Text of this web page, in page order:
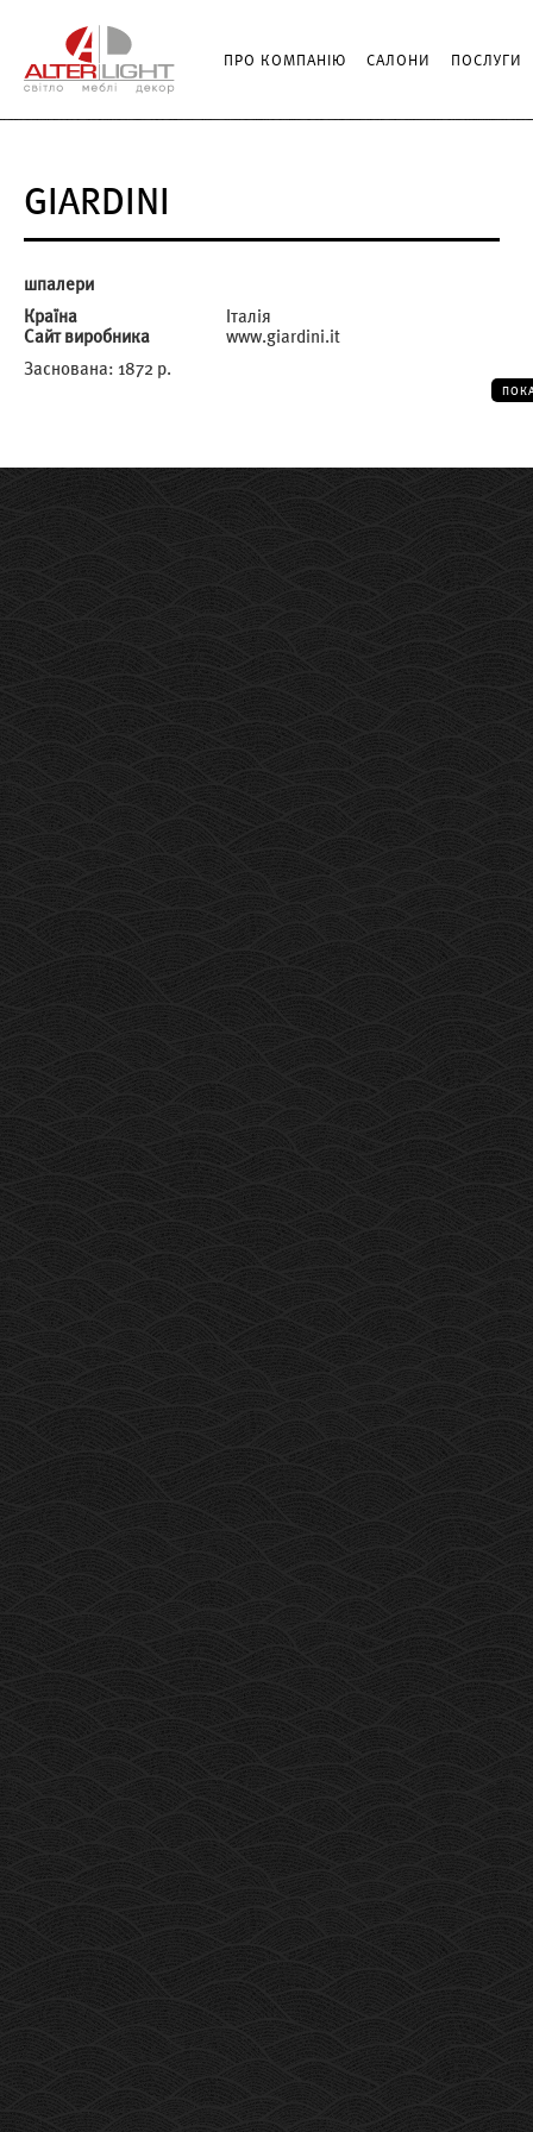
ПРО КОМПАНІЮ САЛОНИ ПОСЛУГИ
GIARDINI
шпалери
Країна
Італія
Сайт виробника
www.giardini.it
Заснована: 1872 р.